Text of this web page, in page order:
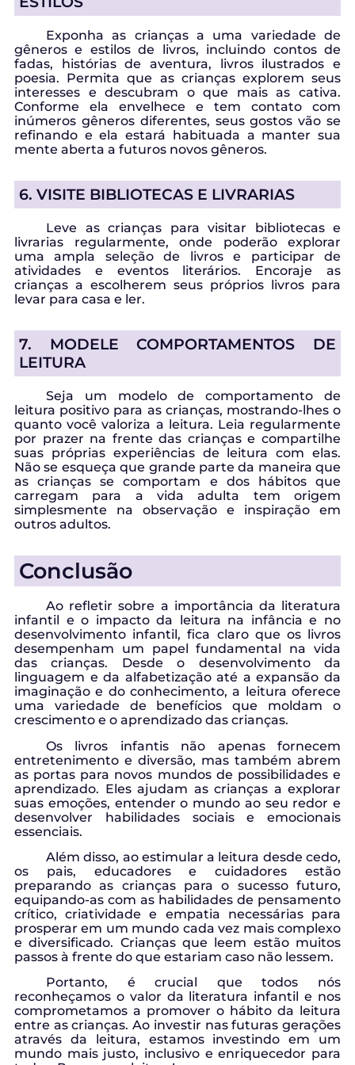
Exponha as crianças a uma variedade de
gêneros e estilos de livros, incluindo contos de
fadas, histórias de aventura, livros ilustrados e
poesia. Permita que as crianças explorem seus
interesses e descubram o que mais as cativa.
Conforme ela envelhece e tem contato com
inúmeros gêneros diferentes, seus gostos vão se
refinando e ela estará habituada a manter sua
mente aberta a futuros novos gêneros.
6. VISITE BIBLIOTECAS E LIVRARIAS
Leve as crianças para visitar bibliotecas e
livrarias regularmente, onde poderão explorar
uma ampla seleção de livros e participar de
atividades e eventos literários. Encoraje as
crianças a escolherem seus próprios livros para
levar para casa e ler.
7. MODELE COMPORTAMENTOS DE
LEITURA
Seja um modelo de comportamento de
leitura positivo para as crianças, mostrando-lhes o
quanto você valoriza a leitura. Leia regularmente
por prazer na frente das crianças e compartilhe
suas próprias experiências de leitura com elas.
Não se esqueça que grande parte da maneira que
as crianças se comportam e dos hábitos que
carregam para a vida adulta tem origem
simplesmente na observação e inspiração em
outros adultos.
Conclusão
Ao refletir sobre a importância da literatura
infantil e o impacto da leitura na infância e no
desenvolvimento infantil, fica claro que os livros
desempenham um papel fundamental na vida
das crianças. Desde o desenvolvimento da
linguagem e da alfabetização até a expansão da
imaginação e do conhecimento, a leitura oferece
uma variedade de benefícios que moldam o
crescimento e o aprendizado das crianças.
Os livros infantis não apenas fornecem
entretenimento e diversão, mas também abrem
as portas para novos mundos de possibilidades e
aprendizado. Eles ajudam as crianças a explorar
suas emoções, entender o mundo ao seu redor e
desenvolver habilidades sociais e emocionais
essenciais.
Além disso, ao estimular a leitura desde cedo,
os pais, educadores e cuidadores estão
preparando as crianças para o sucesso futuro,
equipando-as com as habilidades de pensamento
crítico, criatividade e empatia necessárias para
prosperar em um mundo cada vez mais complexo
e diversificado. Crianças que leem estão muitos
passos à frente do que estariam caso não lessem.
Portanto, é crucial que todos nós
reconheçamos o valor da literatura infantil e nos
comprometamos a promover o hábito da leitura
entre as crianças. Ao investir nas futuras gerações
através da leitura, estamos investindo em um
mundo mais justo, inclusivo e enriquecedor para